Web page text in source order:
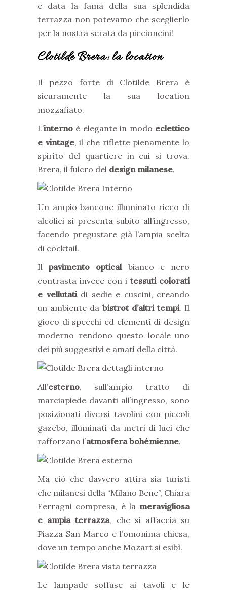
e data la fama della sua splendida
terrazza non potevamo che sceglierlo
per la nostra serata da piccioncini!
Clotilde Brera: la location
Il pezzo forte di Clotilde Brera è
sicuramente la sua location
mozzafiato.
L’interno è elegante in modo eclettico
e vintage, il che riflette pienamente lo
spirito del quartiere in cui si trova.
Brera, il fulcro del design milanese.
Un ampio bancone illuminato ricco di
alcolici si presenta subito all’ingresso,
facendo pregustare già l’ampia scelta
di cocktail.
Ilpavimento opticalbianco e nero
contrasta invece con i tessuti colorati
e vellutatidi sedie e cuscini, creando
un ambiente da bistrot d’altri tempi. Il
gioco di specchi ed elementi di design
moderno rendono questo locale uno
dei più suggestivi e amati della città.
All’esterno, sull’ampio tratto di
marciapiede davanti all’ingresso, sono
posizionati diversi tavolini con piccoli
gazebo, illuminati da metri di luci che
rafforzano l’atmosfera bohémienne.
Ma ciò che davvero attira sia turisti
che milanesi della “Milano Bene”, Chiara
Ferragni compresa, è la meravigliosa
e ampia terrazza, che si affaccia su
Piazza San Marco e l’omonima chiesa,
dove un tempo anche Mozart si esibì.
Le lampade soffuse ai tavoli e le